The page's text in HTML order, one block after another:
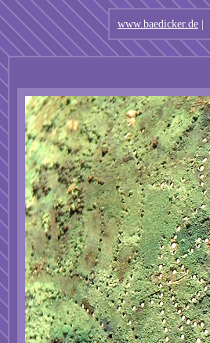
www.baedicker.de |